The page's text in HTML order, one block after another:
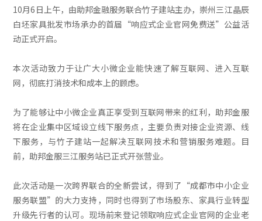
10月6日上午，由助邦金融服务联合竹子建站主办，崇州三江晶辰
白坯家具批发市场承办的首届“响应式企业官网免费送”公益活
动正式开启。
本次活动致力于让广大小微企业能快速了解互联网、进入互联
网，彻底打消技术和成本上的顾虑。
为了能够让中小微企业真正享受到互联网带来的红利，助邦金服
将在企业集中区域设立线下服务点，主要负责对接企业资源、线
下服务，与竹子建站一起解决互联网技术和营销服务难题。目
前，助邦金服三江服务站已正式开张营业。
此次活动是一次跨界联合的全新尝试，得到了“成都市中小企业
服务联盟”的大力支持，同时也得到了市场股东、家具行业转型
升级先行者的认可。现场前来登记领取响应式企业官网的企业老